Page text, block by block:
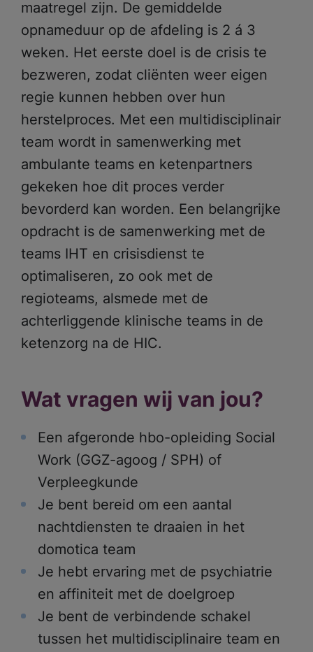
maatregel zijn. De gemiddelde
opnameduur op de afdeling is 2 á 3
weken. Het eerste doel is de crisis te
bezweren, zodat cliënten weer eigen
regie kunnen hebben over hun
herstelproces. Met een multidisciplinair
team wordt in samenwerking met
ambulante teams en ketenpartners
gekeken hoe dit proces verder
bevorderd kan worden. Een belangrijke
opdracht is de samenwerking met de
teams IHT en crisisdienst te
optimaliseren, zo ook met de
regioteams, alsmede met de
achterliggende klinische teams in de
ketenzorg na de HIC.
Wat vragen wij van jou?
Een afgeronde hbo-opleiding Social
Work (GGZ-agoog / SPH) of
Verpleegkunde
Je bent bereid om een aantal
nachtdiensten te draaien in het
domotica team
Je hebt ervaring met de psychiatrie
en affiniteit met de doelgroep
Je bent de verbindende schakel
tussen het multidisciplinaire team en